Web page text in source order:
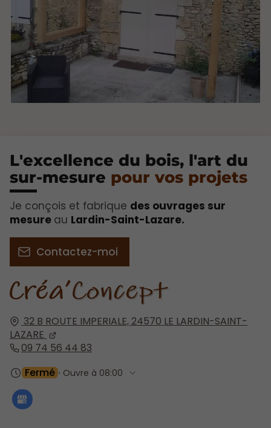
32 B ROUTE IMPERIALE, 24570 LE LARDIN-SAINT-
LAZARE
09 74 56 44 83
Fermé ⋅ Ouvre à 08:00
L'excellence du bois, l'art du
sur-mesure pour vos projets​
Je conçois et fabrique des ouvrages sur
mesure au Lardin-Saint-Lazare.
Contactez-moi